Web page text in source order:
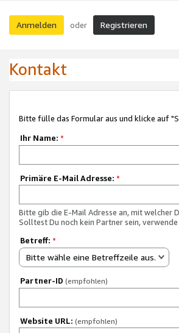
Anmelden oder Registrieren
Kontakt
Bitte fülle das Formular aus und klicke auf
Ihr Name: *
Primäre E-Mail Adresse: *
Bitte gib die E-Mail Adresse an, mit welcher
Solltest Du noch kein Partner sein,
Betreff: *
Bitte wähle eine Betreffzeile aus.
Partner-ID (empfohlen)
Website URL: (empfohlen)